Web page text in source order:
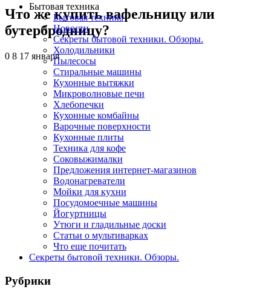
Что же купить вафельницу или
бутербродницу?
0 8 17 января
Бытовая техника
Бытовая техника
Новости
Секреты бытовой техники. Обзоры.
Холодильники
Пылесосы
Стиральные машины
Кухонные вытяжки
Микроволновые печи
Хлебопечки
Кухонные комбайны
Варочные поверхности
Кухонные плиты
Техника для кофе
Соковыжималки
Предложения интернет-магазинов
Водонагреватели
Мойки для кухни
Посудомоечные машины
Йогуртницы
Утюги и гладильные доски
Статьи о мультиварках
Что еще почитать
Секреты бытовой техники. Обзоры.
Рубрики